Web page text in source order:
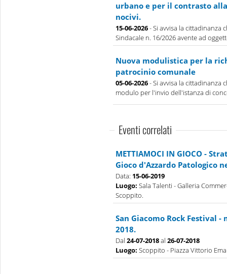
urbano e per il contrasto
nocivi.
15-06-2026- Si avvisa la cittadinanza
Sindacale n. 16/2026 avente ad
Nuova modulistica per la
patrocinio comunale
05-06-2026- Si avvisa la cittadinanza
modulo per l'invio dell'istanza di
Eventi correlati
METTIAMOCI IN GIOCO -
Gioco d'Azzardo Patologico
Data: 15-06-2019
Luogo: Sala Talenti - Galleria
Scoppito.
San Giacomo Rock Festival
2018.
Dal 24-07-2018al 26-07-2018
Luogo: Scoppito - Piazza Vittorio